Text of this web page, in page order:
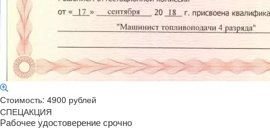
Стоимость: 4900 рублей
СПЕЦАКЦИЯ
Рабочее удостоверение срочно